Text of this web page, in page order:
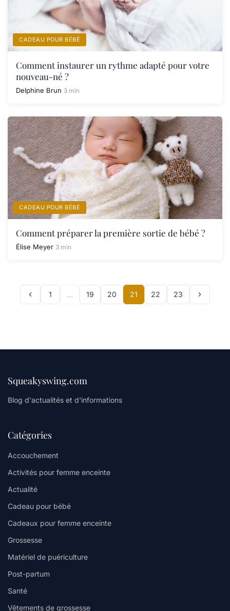
CADEAU POUR BÉBÉ
Comment instaurer un rythme adapté pour votre
nouveau-né ?
Delphine Brun 3 min
CADEAU POUR BÉBÉ
Comment préparer la première sortie de bébé ?
Élise Meyer 3 min
1 … 19 20 21 22 23
Squeakyswing.com
Blog d'actualités et d'informations
Catégories
Accouchement
Activités pour femme enceinte
Actualité
Cadeau pour bébé
Cadeaux pour femme enceinte
Grossesse
Matériel de puériculture
Post-partum
Santé
Vêtements de grossesse